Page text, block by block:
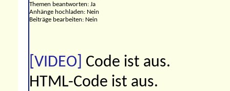
Themen beantworten: Ja
Anhänge hochladen: Nein
Beiträge bearbeiten: Nein
[VIDEO] Code ist aus.
HTML-Code ist aus.